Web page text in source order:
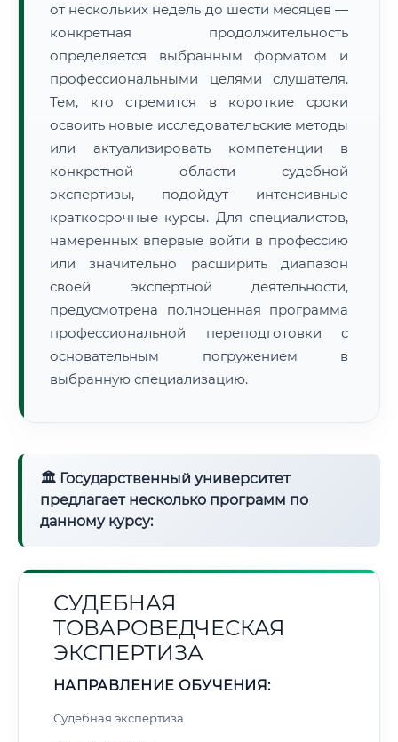
от нескольких недель до шести месяцев —
конкретная продолжительность
определяется выбранным форматом и
профессиональными целями слушателя.
Тем, кто стремится в короткие сроки
освоить новые исследовательские методы
или актуализировать компетенции в
конкретной области судебной
экспертизы, подойдут интенсивные
краткосрочные курсы. Для специалистов,
намеренных впервые войти в профессию
или значительно расширить диапазон
своей экспертной деятельности,
предусмотрена полноценная программа
профессиональной переподготовки с
основательным погружением в
выбранную специализацию.
🏛 Государственный университет
предлагает несколько программ по
данному курсу:
СУДЕБНАЯ
ТОВАРОВЕДЧЕСКАЯ
ЭКСПЕРТИЗА
НАПРАВЛЕНИЕ ОБУЧЕНИЯ:
Судебная экспертиза